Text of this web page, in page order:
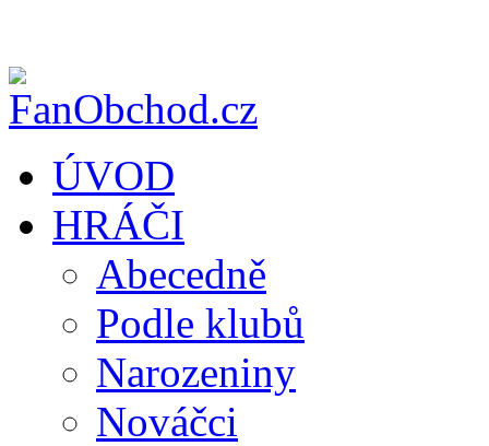
ÚVOD
HRÁČI
Abecedně
Podle klubů
Narozeniny
Nováčci